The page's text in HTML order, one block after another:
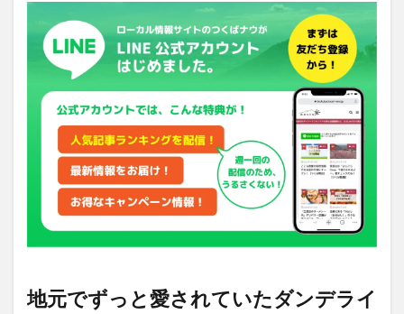
地元でずっと愛されていたダンデライ